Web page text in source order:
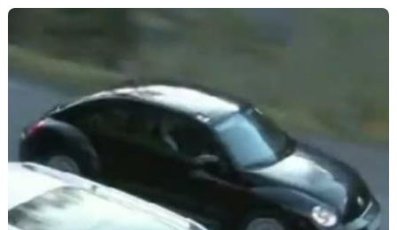
de 413 000 exemplaires.